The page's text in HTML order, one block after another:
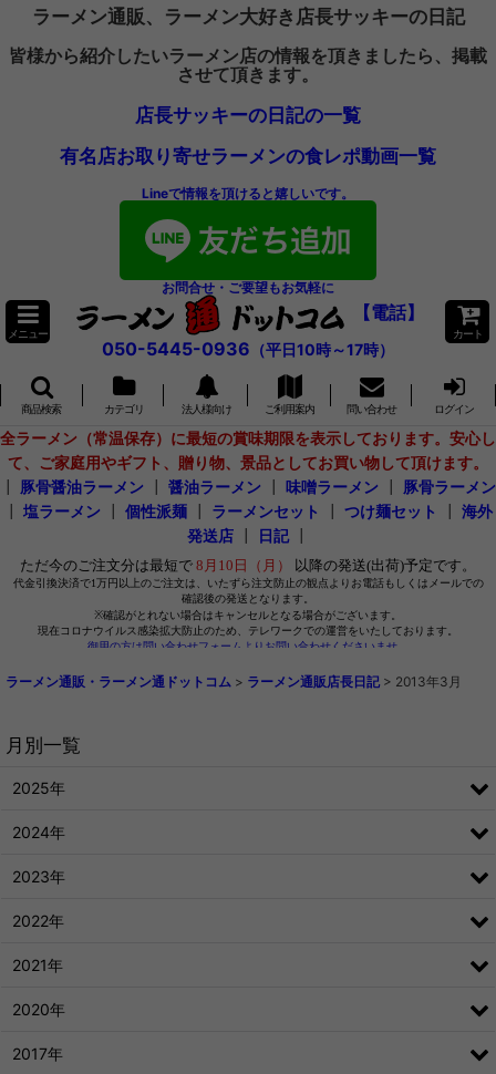
ラーメン通販、ラーメン大好き店長サッキーの日記
皆様から紹介したいラーメン店の情報を頂きましたら、掲載
させて頂きます。
店長サッキーの日記の一覧
有名店お取り寄せラーメンの食レポ動画一覧
Lineで情報を頂けると嬉しいです。
お問合せ・ご要望もお気軽に
メニュー
【電話】
050-5445-0936 （平日10時～17時）
カート
商品検索 カテゴリ 法人様向け ご利用案内 問い合わせ ログイン
全ラーメン（常温保存）に最短の賞味期限を表示しております。安心し
て、ご家庭用やギフト、贈り物、景品としてお買い物して頂けます。
豚骨醤油ラーメン 醤油ラーメン 味噌ラーメン
豚骨ラーメン
塩ラーメン 個性派麺 ラーメンセット つけ麺セット
海外
発送店
日記┃
ラーメン通販・ラーメン通ドットコム > ラーメン通販店長日記 > 2013年3月
月別一覧
2025年
2024年
2023年
2022年
2021年
2020年
2017年